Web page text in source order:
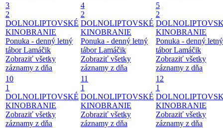
3
2
DOLNOLIPTOVSKÉ
KINOBRANIE
Ponuka - denný letný
tábor Lamáčik
Zobraziť všetky
záznamy z dňa
4
2
DOLNOLIPTOVSKÉ
KINOBRANIE
Ponuka - denný letný
tábor Lamáčik
Zobraziť všetky
záznamy z dňa
5
2
KINOBRANIE
Ponuka - denný letný
tábor Lamáčik
Zobraziť všetky
záznamy z dňa
10
1
DOLNOLIPTOVSKÉ
KINOBRANIE
Zobraziť všetky
záznamy z dňa
11
1
DOLNOLIPTOVSKÉ
KINOBRANIE
Zobraziť všetky
záznamy z dňa
12
1
KINOBRANIE
Zobraziť všetky
záznamy z dňa